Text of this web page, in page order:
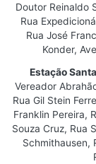
Doutor Reinaldo
Rua
Rua José
Konder,
Estação
Vereador
Rua Gil Stein
Franklin Pereira,
Souza Cruz, Rua
Schmithausen,